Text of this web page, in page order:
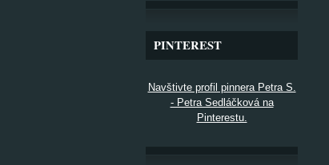
PINTEREST
Navštivte profil pinnera Petra S.
- Petra Sedláčková na
Pinterestu.